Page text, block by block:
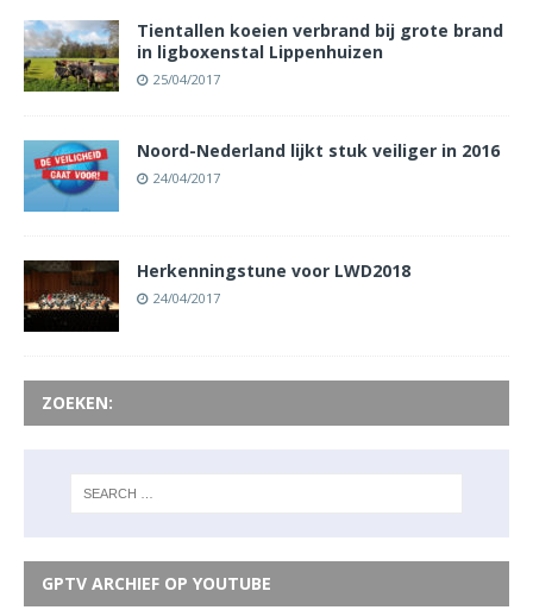
Tientallen koeien verbrand bij grote brand
in ligboxenstal Lippenhuizen
25/04/2017
Noord-Nederland lijkt stuk veiliger in 2016
24/04/2017
Herkenningstune voor LWD2018
24/04/2017
ZOEKEN:
GPTV ARCHIEF OP YOUTUBE